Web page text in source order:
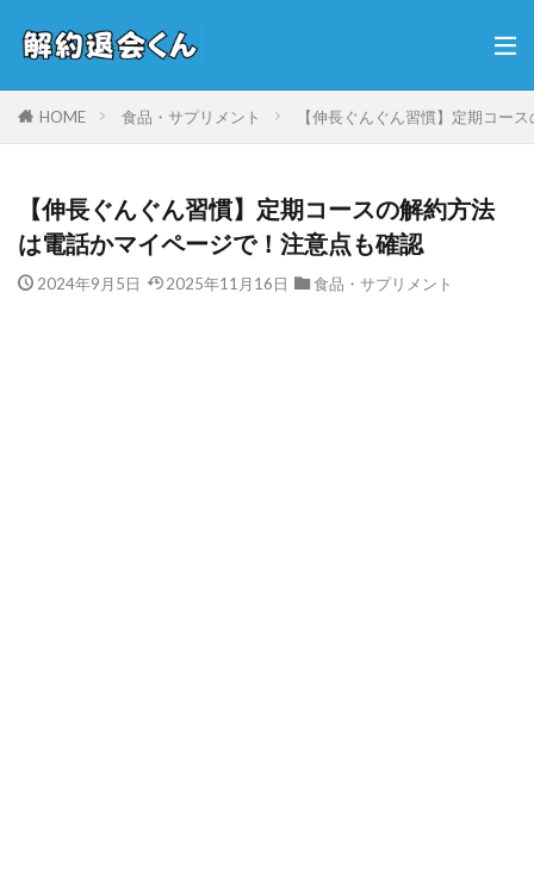
HOME 食品・サプリメント 【伸長ぐんぐん習慣】定期コー
【伸長ぐんぐん習慣】定期コースの解約方法
は電話かマイページで！注意点も確認
2024年9月5日 2025年11月16日 食品・サプリメント